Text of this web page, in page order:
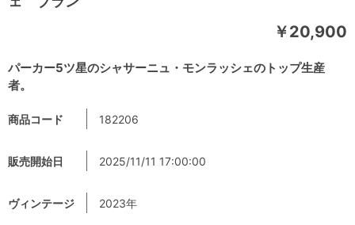
パーカー5ツ星のシャサーニュ・モンラッシェのトップ生産
者。
￥20,900
商品コード 182206
販売開始日 2025/11/11 17:00:00
ヴィンテージ 2023年